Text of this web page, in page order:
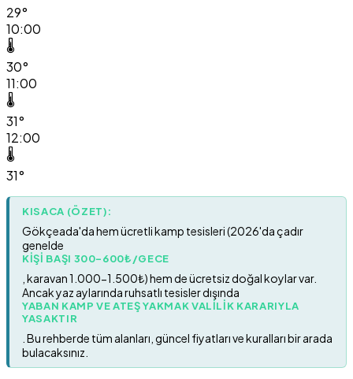
29°
10:00
🌡️
30°
11:00
🌡️
31°
12:00
🌡️
31°
KISACA (ÖZET):
Gökçeada'da hem ücretli kamp tesisleri (2026'da çadır
genelde
KIŞI BAŞI 300-600₺/GECE
, karavan 1.000-1.500₺) hem de ücretsiz doğal koylar var.
Ancak yaz aylarında ruhsatlı tesisler dışında
YABAN KAMP VE ATEŞ YAKMAK VALILIK KARARIYLA
YASAKTIR
. Bu rehberde tüm alanları, güncel fiyatları ve kuralları bir arada
bulacaksınız.